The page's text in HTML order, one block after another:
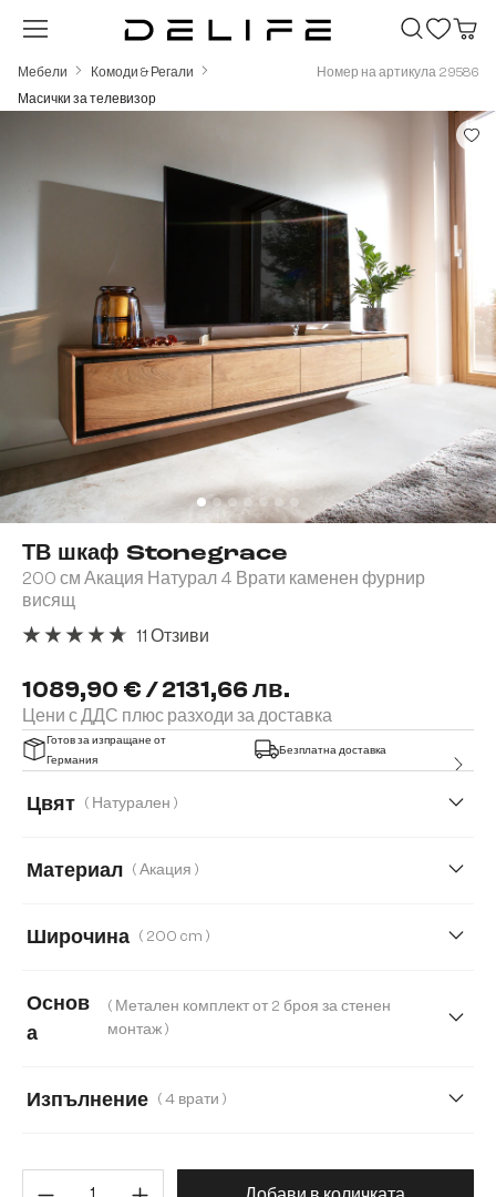
Преминете към основното съдържание
Мебели
Комоди & Регали
Масички за телевизор
Номер на артикула 29586
ТВ шкаф Stonegrace
200 см Акация Натурал 4 Врати каменен фурнир
висящ
1089,90 € / 2131,66 лв.
Цени с ДДС плюс разходи за доставка
11 Отзиви
Готов за изпращане от
Германия
Безплатна доставка
Цвят ( Натурален )
Материал ( Акация )
Широчина ( 200 cm )
Основ
а
( Метален комплект от 2 броя за стенен
монтаж )
V-образен сив мат Метален комплект от 2 броя за
Изпълнение ( 4 врати )
2 врати, 1 отделение, 1 чекмеджеКоличество на продукта: